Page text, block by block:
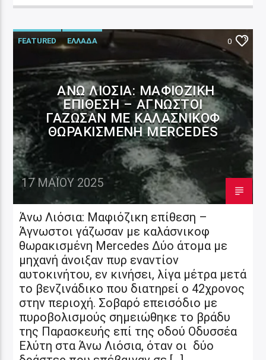
FEATURED ΕΛΛΑΔΑ 0
ΆΝΩ ΛΙΌΣΙΑ: ΜΑΦΙΌΖΙΚΗ
ΕΠΊΘΕΣΗ – ΆΓΝΩΣΤΟΙ
ΓΆΖΩΣΑΝ ΜΕ ΚΑΛΆΣΝΙΚΟΦ
ΘΩΡΑΚΙΣΜΈΝΗ MERCEDES
17 ΜΑΪ́ΟΥ 2025
Άνω Λιόσια: Μαφιόζικη επίθεση –
Άγνωστοι γάζωσαν με καλάσνικοφ
θωρακισμένη Mercedes Δύο άτομα με
μηχανή άνοιξαν πυρ εναντίον
αυτοκινήτου, εν κινήσει, λίγα μέτρα μετά
το βενζινάδικο που διατηρεί ο 42χρονος
στην περιοχή. Σοβαρό επεισόδιο με
πυροβολισμούς σημειώθηκε το βράδυ
της Παρασκευής επί της οδού Οδυσσέα
Ελύτη στα Άνω Λιόσια, όταν οι δύο